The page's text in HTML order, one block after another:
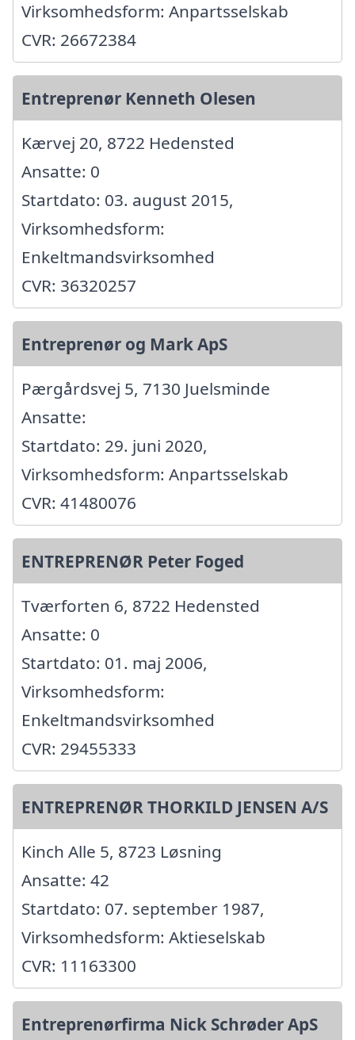
Virksomhedsform: Anpartsselskab
CVR: 26672384
Entreprenør Kenneth Olesen
Kærvej 20, 8722 Hedensted
Ansatte: 0
Startdato: 03. august 2015,
Virksomhedsform:
Enkeltmandsvirksomhed
CVR: 36320257
Entreprenør og Mark ApS
Pærgårdsvej 5, 7130 Juelsminde
Ansatte:
Startdato: 29. juni 2020,
Virksomhedsform: Anpartsselskab
CVR: 41480076
ENTREPRENØR Peter Foged
Tværforten 6, 8722 Hedensted
Ansatte: 0
Startdato: 01. maj 2006,
Virksomhedsform:
Enkeltmandsvirksomhed
CVR: 29455333
ENTREPRENØR THORKILD JENSEN A/S
Kinch Alle 5, 8723 Løsning
Ansatte: 42
Startdato: 07. september 1987,
Virksomhedsform: Aktieselskab
CVR: 11163300
Entreprenørfirma Nick Schrøder ApS